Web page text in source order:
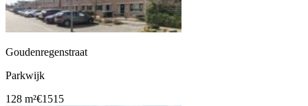
Goudenregenstraat
Parkwijk
128 m²€1515